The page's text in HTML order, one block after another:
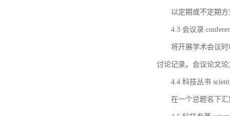
以定期或不定期
4.3 会议录
将开展学术会议
讨论记录。会议论文
4.4 科技丛书
在一个总题名下